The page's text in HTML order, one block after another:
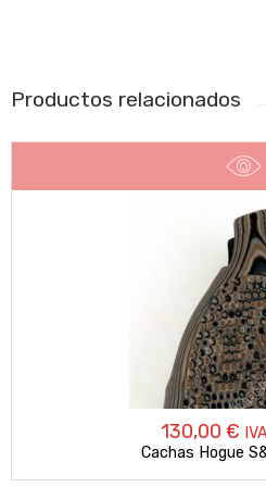
Productos relacionados
130,00 €
Cachas Hogue